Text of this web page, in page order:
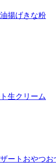
油揚げきな粉
生クリーム
ート おやつお